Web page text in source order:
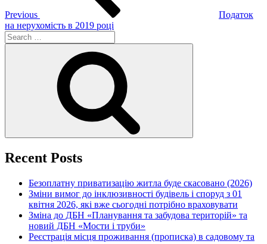
Previous
Податок
на нерухомість в 2019 році
Search
for:
Recent Posts
Безоплатну приватизацію житла буде скасовано (2026)
Зміни вимог до інклюзивності будівель і споруд з 01
квітня 2026, які вже сьогодні потрібно враховувати
Зміна до ДБН «Планування та забудова територій» та
новий ДБН «Мости і труби»
Реєстрація місця проживання (прописка) в садовому та